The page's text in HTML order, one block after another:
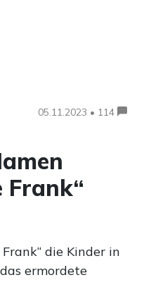
05.11.2023 • 114
die Kinder in
ermordete